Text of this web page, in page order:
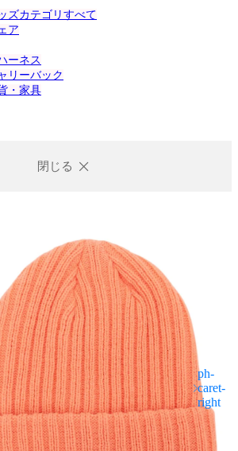
ズカテゴリすべて
ア
ーネス
リーバック
・家具
閉じる